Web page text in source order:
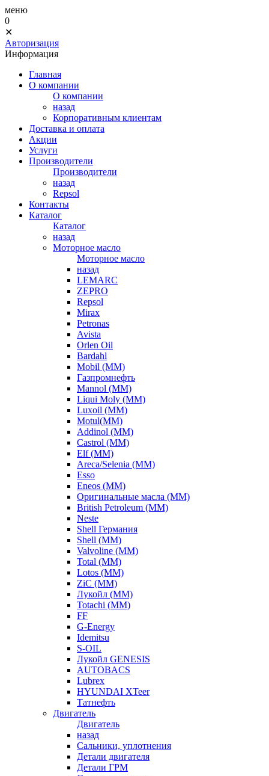
меню
0
✕
Авторизация
Информация
Главная
О компании
О компании
назад
Корпоративным клиентам
Доставка и оплата
Акции
Услуги
Производители
Производители
назад
Repsol
Контакты
Каталог
Каталог
назад
Моторное масло
Моторное масло
назад
LEMARC
ZEPRO
Repsol
Mirax
Petronas
Avista
Orlen Oil
Bardahl
Mobil (ММ)
Газпромнефть
Mannol (ММ)
Liqui Moly (ММ)
Luxoil (ММ)
Motul(ММ)
Addinol (ММ)
Castrol (ММ)
Elf (ММ)
Areca/Selenia (ММ)
Esso
Eneos (ММ)
Оригинальные масла (ММ)
British Petroleum (ММ)
Neste
Shell Германия
Shell (ММ)
Valvoline (ММ)
Total (ММ)
Lotos (ММ)
ZiC (ММ)
Лукойл (ММ)
Totachi (MM)
FF
G-Energy
Idemitsu
S-OIL
Лукойл GENESIS
AUTOBACS
Lubrex
HYUNDAI XTeer
Татнефть
Двигатель
Двигатель
назад
Сальники, уплотнения
Детали двигателя
Детали ГРМ